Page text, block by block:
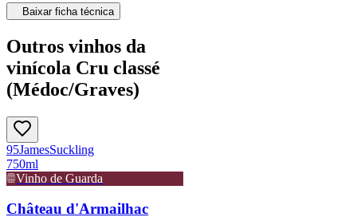
Baixar ficha técnica
Outros vinhos da
vinícola Cru classé
(Médoc/Graves)
95JamesSuckling
750ml
Vinho de Guarda
Château d'Armailhac